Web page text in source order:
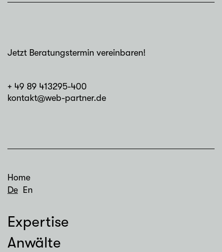
Jetzt Beratungstermin vereinbaren!
+ 49 89 413295-400
kontakt@web-partner.de
Home
De En
Expertise
Anwälte